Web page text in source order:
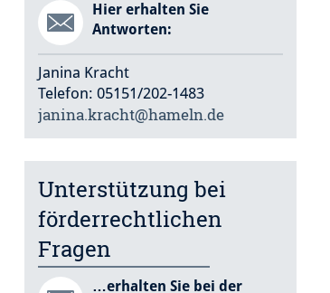
Hier erhalten Sie
Antworten:
Janina Kracht
Telefon: 05151/202-1483
janina.kracht@hameln.de
Unterstützung bei
förderrechtlichen
Fragen
…erhalten Sie bei der